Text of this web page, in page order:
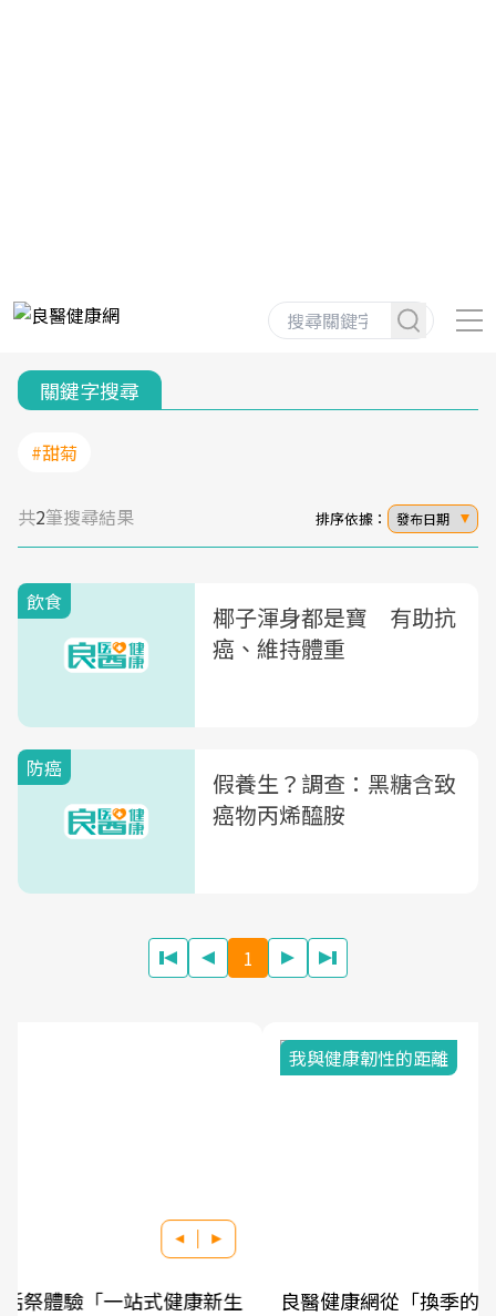
關鍵字搜尋
#甜菊
共2筆搜尋結果 排序依據： 發布日期
飲食
椰子渾身都是寶 有助抗
癌、維持體重
防癌
假養生？調查：黑糖含致
癌物丙烯醯胺
1
良醫健康網從「換季的身體變化」出發，透過醫